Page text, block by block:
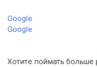
Google
Google
Хотите поймать